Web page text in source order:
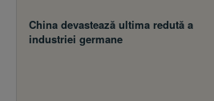
China devastează ultima redută a
industriei germane